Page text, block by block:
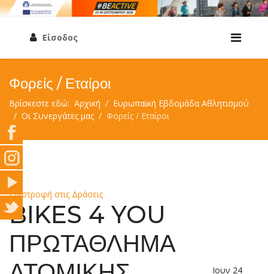
Είσοδος
Φορείς / Εταίροι
Βρίσκεστε εδώ: Αρχική
Ευρωπαϊκή Εβδομάδα Αθλητισμού
Οι Συνεργάτες μας
Φορείς / Εταίροι
Επιστροφή στις Δράσεις
BIKES 4 YOU
ΠΡΩΤΑΘΛΗΜΑ
Ιουν 24